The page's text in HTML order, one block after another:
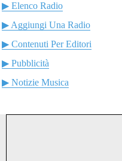
▶ Elenco Radio
▶ Aggiungi Una Radio
▶ Contenuti Per Editori
▶ Pubblicità
▶ Notizie Musica